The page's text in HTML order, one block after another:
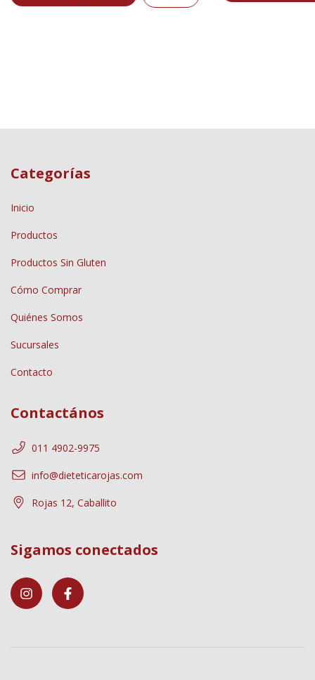
Categorías
Inicio
Productos
Productos Sin Gluten
Cómo Comprar
Quiénes Somos
Sucursales
Contacto
Contactános
011 4902-9975
info@dieteticarojas.com
Rojas 12, Caballito
Sigamos conectados